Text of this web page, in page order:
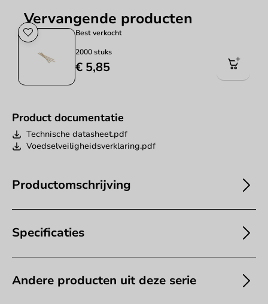
Product documentatie
Technische datasheet.pdf
Voedselveiligheidsverklaring.pdf
Productomschrijving
Specificaties
Andere producten uit deze serie
Vervangende producten
Best verkocht
2000 stuks
€ 5,85